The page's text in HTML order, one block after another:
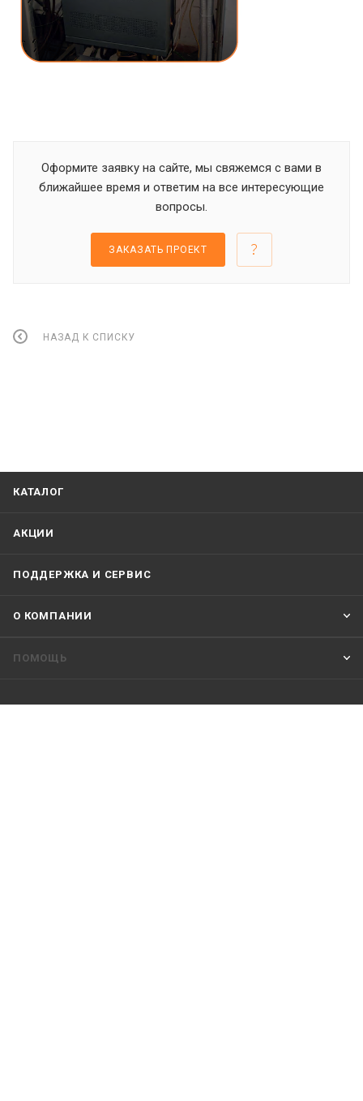
Оформите заявку на сайте, мы свяжемся с вами в
ближайшее время и ответим на все интересующие
вопросы.
ЗАКАЗАТЬ ПРОЕКТ
НАЗАД К СПИСКУ
КАТАЛОГ
АКЦИИ
ПОДДЕРЖКА И СЕРВИС
О КОМПАНИИ
ПОМОЩЬ